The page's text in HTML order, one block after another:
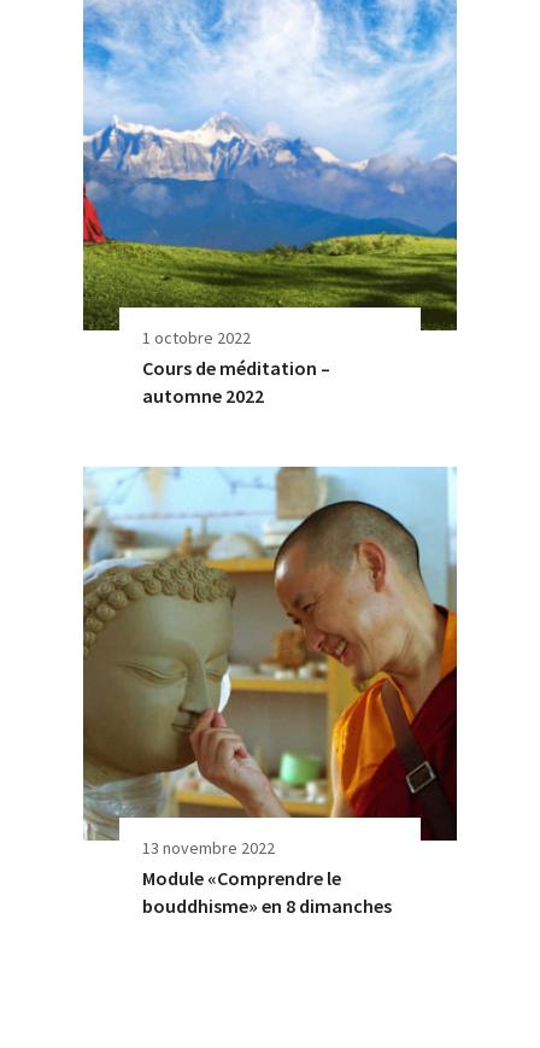
1 octobre 2022
Cours de méditation –
automne 2022
13 novembre 2022
Module «Comprendre le
bouddhisme» en 8 dimanches